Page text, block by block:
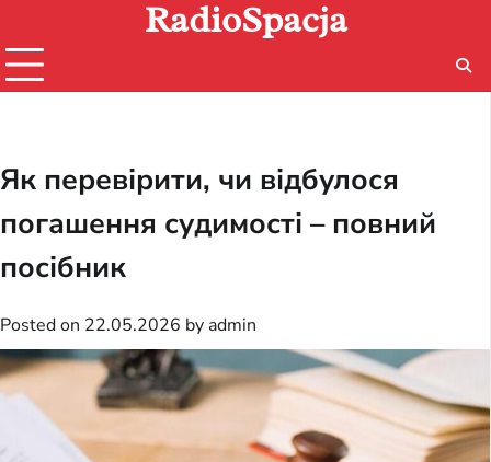
content
RadioSpacja
Як перевірити, чи відбулося
погашення судимості – повний
посібник
Posted on 22.05.2026 by admin